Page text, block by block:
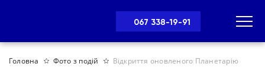
067 338-19-91
Головна Фото з подій Відкриття оновленого Планетарію